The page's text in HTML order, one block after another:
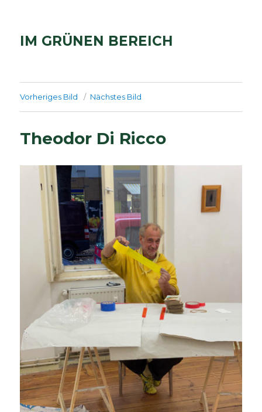
IM GRÜNEN BEREICH
Vorheriges Bild Nächstes Bild
Theodor Di Ricco